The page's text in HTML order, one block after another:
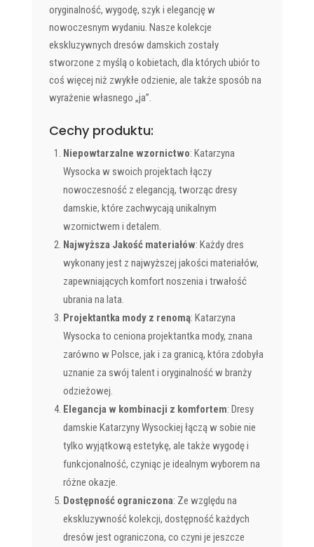
oryginalność, wygodę, szyk i elegancję w
nowoczesnym wydaniu. Nasze kolekcje
ekskluzywnych dresów damskich zostały
stworzone z myślą o kobietach, dla których ubiór to
coś więcej niż zwykłe odzienie, ale także sposób na
wyrażenie własnego „ja”.
Cechy produktu:
Niepowtarzalne wzornictwo: Katarzyna
Wysocka w swoich projektach łączy
nowoczesność z elegancją, tworząc dresy
damskie, które zachwycają unikalnym
wzornictwem i detalem.
Najwyższa Jakość materiałów: Każdy dres
wykonany jest z najwyższej jakości materiałów,
zapewniających komfort noszenia i trwałość
ubrania na lata.
Projektantka mody z renomą: Katarzyna
Wysocka to ceniona projektantka mody, znana
zarówno w Polsce, jak i za granicą, która zdobyła
uznanie za swój talent i oryginalność w branży
odzieżowej.
Elegancja w kombinacji z komfortem: Dresy
damskie Katarzyny Wysockiej łączą w sobie nie
tylko wyjątkową estetykę, ale także wygodę i
funkcjonalność, czyniąc je idealnym wyborem na
różne okazje.
Dostępność ograniczona: Ze względu na
ekskluzywność kolekcji, dostępność każdych
dresów jest ograniczona, co czyni je jeszcze